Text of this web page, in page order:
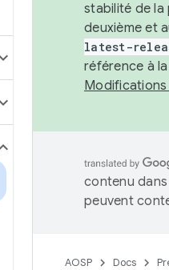
stabilité de la
deuxième et
latest-
référence à
Modifications
contenu
peuvent
AOSP Docs